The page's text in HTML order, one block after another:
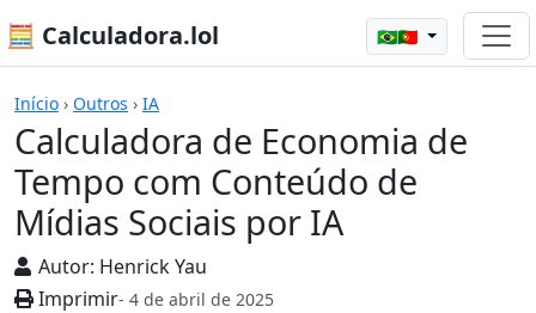
🧮 Calculadora.lol 🇧🇷🇵🇹
Início › Outros › IA
Calculadora de Economia de
Tempo com Conteúdo de
Mídias Sociais por IA
Autor: Henrick Yau
Imprimir- 4 de abril de 2025
Calculadoras